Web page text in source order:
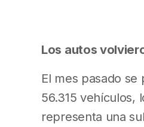
Los autos
El mes pasado se
56.315 vehículos,
representa una